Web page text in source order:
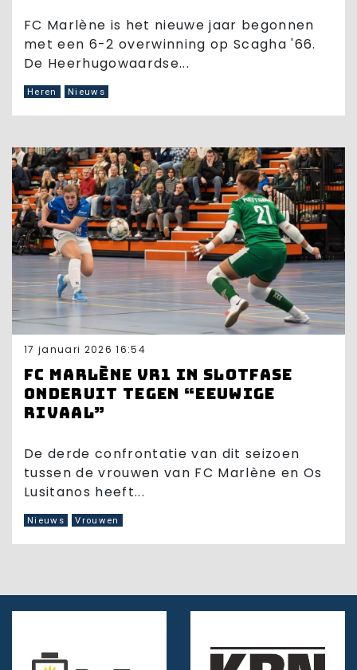
FC Marlène is het nieuwe jaar begonnen
met een 6-2 overwinning op Scagha '66.
De Heerhugowaardse...
Heren Nieuws
17 januari 2026 16:54
FC Marlène VR1 in slotfase
onderuit tegen “eeuwige
rivaal”
De derde confrontatie van dit seizoen
tussen de vrouwen van FC Marlène en Os
Lusitanos heeft...
Nieuws Vrouwen